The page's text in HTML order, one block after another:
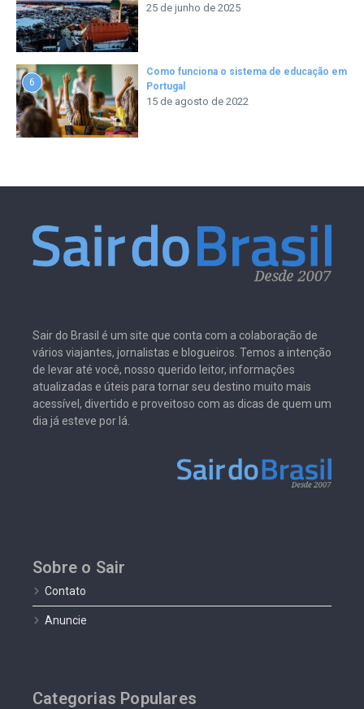
25 de junho de 2025
6
Como funciona o sistema de educação em
Portugal
15 de agosto de 2022
Sair do Brasil é um site que conta com a colaboração de
vários viajantes, jornalistas e blogueiros. Temos a intenção
de levar até você, nosso querido leitor, informações
atualizadas e úteis para tornar seu destino muito mais
acessível, divertido e proveitoso com as dicas de quem um
dia já esteve por lá.
Sobre o Sair
Contato
Anuncie
Categorias Populares